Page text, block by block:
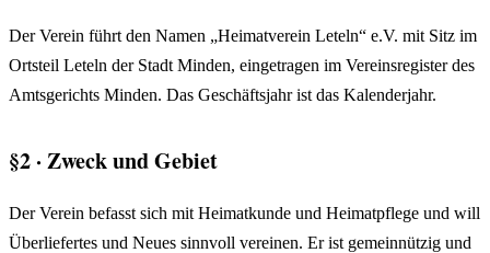
Der Verein führt den Namen „Heimatverein Leteln“ e.V. mit Sitz im
Ortsteil Leteln der Stadt Minden, eingetragen im Vereinsregister des
Amtsgerichts Minden. Das Geschäftsjahr ist das Kalenderjahr.
§2 · Zweck und Gebiet
Der Verein befasst sich mit Heimatkunde und Heimatpflege und will
Überliefertes und Neues sinnvoll vereinen. Er ist gemeinnützig und